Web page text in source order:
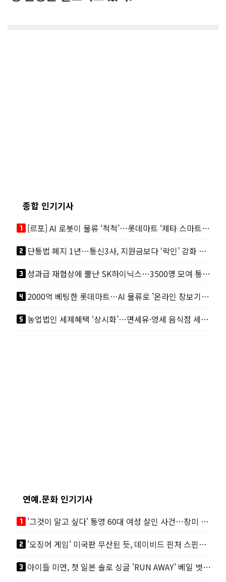
종합 인기기사
looks_one
[르포] AI 로봇이 물류 ‘척척’…롯데마트 ‘제타 스마트센터’ 가보니
looks_two
단통법 폐지 1년…통신3사, 지원금보다 ‘락인’ 강화 경쟁
looks_3
성과급 재협상에 뿔난 SK하이닉스…3500명 모여 통합노조 띄운다
looks_4
2000억 베팅한 롯데마트…AI 물류로 '온라인 장보기' 승부수
looks_5
농업법인 세제혜택 ‘상시화’…면세유·영세 음식점 세제지원도 연장
연예.문화 인기기사
looks_one
'그것이 알고 싶다' 통영 60대 여성 살인 사건…장미 터널 아래 킬러, 누구냐 넌?
looks_two
'오징어 게임' 미국판 무산된 듯, 데이비드 핀처 스핀오프 철회
looks_3
아이들 미연, 첫 일본 솔로 싱글 'RUN AWAY' 베일 벗었다